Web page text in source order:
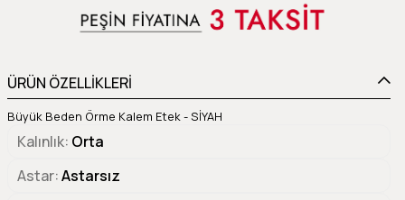
ÜRÜN ÖZELLİKLERİ
Büyük Beden Örme Kalem Etek - SİYAH
Kalınlık Orta
Astar Astarsız